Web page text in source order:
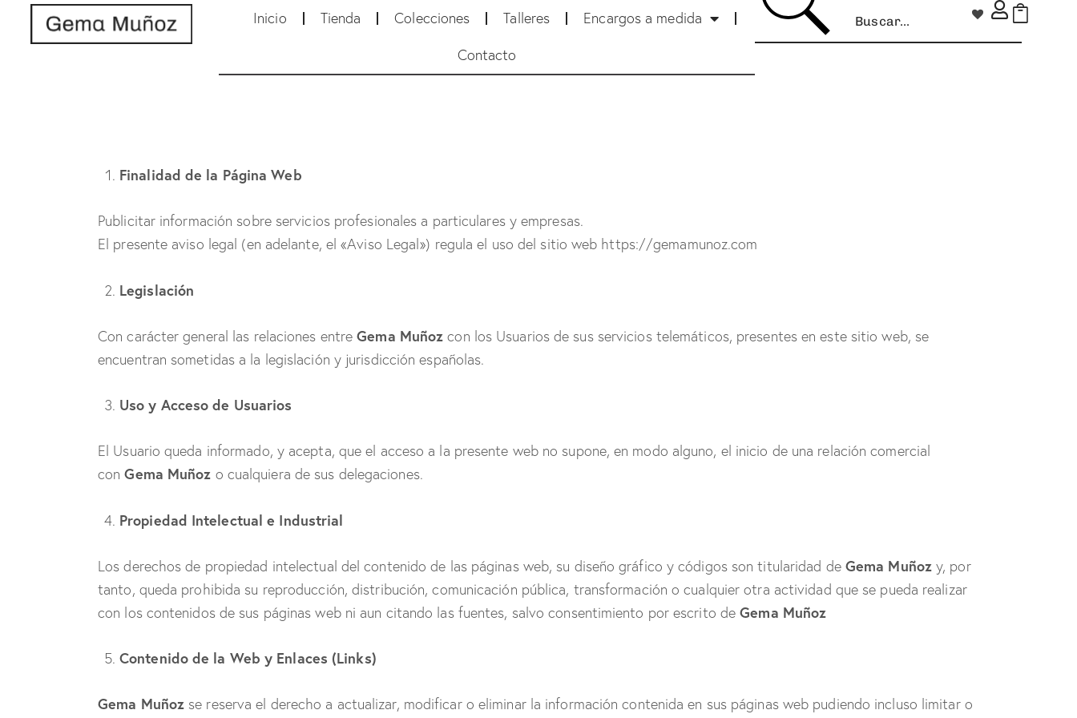
Inicio Tienda Colecciones Talleres
Encargos a medida
Contacto
Finalidad de la Página Web
Publicitar información sobre servicios profesionales a particulares y empresas.
El presente aviso legal (en adelante, el «Aviso Legal») regula el uso del sitio web https://gemamunoz.com
Legislación
Con carácter general las relaciones entreGema Muñozcon los Usuarios de sus servicios telemáticos, presentes en este sitio web, se
encuentran sometidas a la legislación y jurisdicción españolas.
Uso y Acceso de Usuarios
El Usuario queda informado, y acepta, que el acceso a la presente web no supone, en modo alguno, el inicio de una relación comercial
conGema Muñoz o cualquiera de sus delegaciones.
Propiedad Intelectual e Industrial
Los derechos de propiedad intelectual del contenido de las páginas web, su diseño gráfico y códigos son titularidad de Gema Muñozy, por
tanto, queda prohibida su reproducción, distribución, comunicación pública, transformación o cualquier otra actividad que se pueda realizar
con los contenidos de sus páginas web ni aun citando las fuentes, salvo consentimiento por escrito deGema Muñoz
Contenido de la Web y Enlaces (Links)
Gema Muñoz se reserva el derecho a actualizar, modificar o eliminar la información contenida en sus páginas web pudiendo incluso limitar o